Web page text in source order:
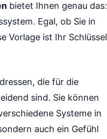
bietet Ihnen genau das:
Egal, ob Sie in
Vorlage ist Ihr Schlüssel
die für die
sind. Sie können
Systeme in
auch ein Gefühl